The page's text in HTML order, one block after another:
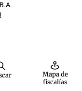
Mapa de
fiscalías